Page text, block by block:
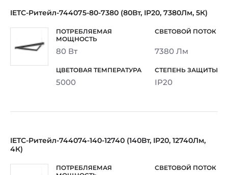
IETC-Ритейл-744075-80-7380 (80Вт, IP20, 7380Лм, 5К)
80 Вт 7380 Лм
5000 IP20
IETC-Ритейл-744074-140-12740 (140Вт, IP20, 12740Лм,
4К)